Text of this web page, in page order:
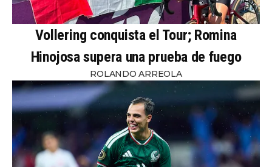
Vollering conquista el Tour; Romina
Hinojosa supera una prueba de fuego
ROLANDO ARREOLA